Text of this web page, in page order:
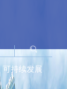
可持续发展